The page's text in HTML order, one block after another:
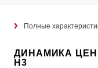
Полные
ДИНАМИКА ЦЕНЫ
H3